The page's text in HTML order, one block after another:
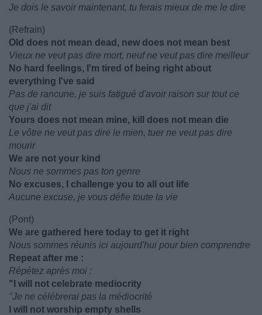
Je dois le savoir maintenant, tu ferais mieux de me le dire
(Refrain)
Old does not mean dead, new does not mean best
Vieux ne veut pas dire mort, neuf ne veut pas dire meilleur
No hard feelings, I'm tired of being right about
everything I've said
Pas de rancune, je suis fatigué d'avoir raison sur tout ce
que j'ai dit
Yours does not mean mine, kill does not mean die
Le vôtre ne veut pas dire le mien, tuer ne veut pas dire
mourir
We are not your kind
Nous ne sommes pas ton genre
No excuses, I challenge you to all out life
Aucune excuse, je vous défie toute la vie
(Pont)
We are gathered here today to get it right
Nous sommes réunis ici aujourd'hui pour bien comprendre
Repeat after me :
Répétez après moi :
"I will not celebrate mediocrity
"Je ne célébrerai pas la médiocrité
I will not worship empty shells